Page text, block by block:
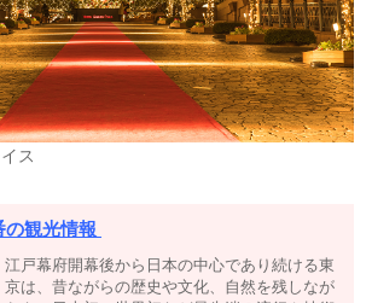
ス
観光情報
江戸幕府開幕後から日本の中心であり続ける東
京は、昔ながらの歴史や文化、自然を残しなが